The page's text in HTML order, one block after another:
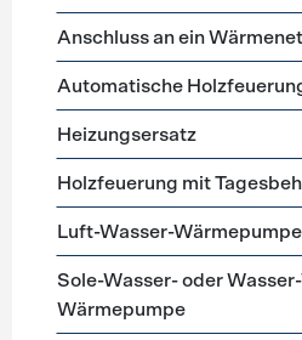
Anschluss an ein
Automatische
Heizungsersatz
Holzfeuerung mit
Luft-Wasser-Wärmepumpe
Sole-Wasser- oder
Wärmepumpe